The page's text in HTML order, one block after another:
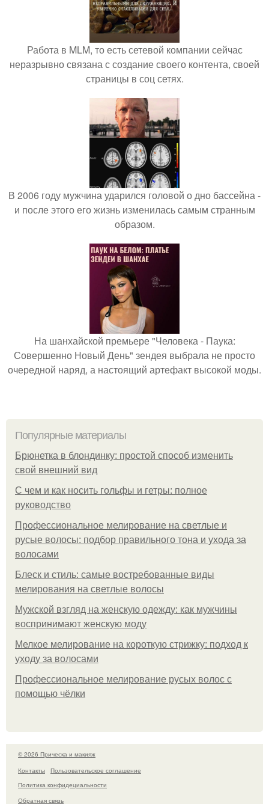
Работа в MLM, то есть сетевой компании сейчас
неразрывно связана с создание своего контента, своей
страницы в соц сетях.
В 2006 году мужчина ударился головой о дно бассейна -
и после этого его жизнь изменилась самым странным
образом.
На шанхайской премьере "Человека - Паука:
Совершенно Новый День" зендея выбрала не просто
очередной наряд, а настоящий артефакт высокой моды.
Популярные материалы
Брюнетка в блондинку: простой способ изменить
свой внешний вид
С чем и как носить гольфы и гетры: полное
руководство
Профессиональное мелирование на светлые и
русые волосы: подбор правильного тона и ухода за
волосами
Блеск и стиль: самые востребованные виды
мелирования на светлые волосы
Мужской взгляд на женскую одежду: как мужчины
воспринимают женскую моду
Мелкое мелирование на короткую стрижку: подход к
уходу за волосами
Профессиональное мелирование русых волос с
помощью чёлки
© 2026 Прическа и макияж
Контакты
Пользовательское соглашение
Политика конфидециальности
Обратная связь